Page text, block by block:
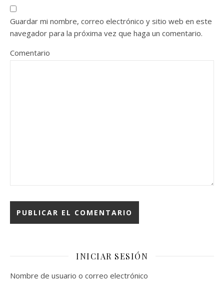
Guardar mi nombre, correo electrónico y sitio web en este
navegador para la próxima vez que haga un comentario.
Comentario
INICIAR SESIÓN
Nombre de usuario o correo electrónico